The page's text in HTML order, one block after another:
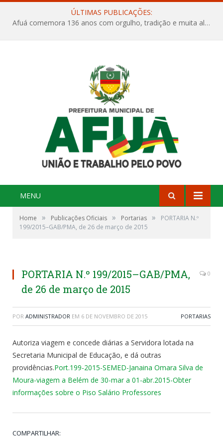
ÚLTIMAS PUBLICAÇÕES:
Afuá comemora 136 anos com orgulho, tradição e muita alegria na Quadra Dr. Nelson Salomão
MENU
Home » Publicações Oficiais » Portarias »
PORTARIA N.º
199/2015–GAB/PMA, de 26 de março de 2015
PORTARIA N.º 199/2015–GAB/PMA,
de 26 de março de 2015
0
POR ADMINISTRADOR EM 6 DE NOVEMBRO DE 2015 PORTARIAS
Autoriza viagem e concede diárias a Servidora lotada na
Secretaria Municipal de Educação, e dá outras
providências.Port.199-2015-SEMED-Janaina Omara Silva de
Moura-viagem a Belém de 30-mar a 01-abr.2015-Obter
informações sobre o Piso Salário Professores
COMPARTILHAR: